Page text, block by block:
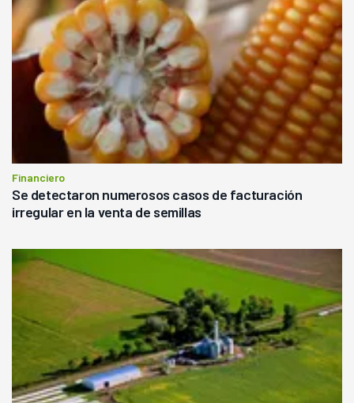
Financiero
Se detectaron numerosos casos de facturación
irregular en la venta de semillas